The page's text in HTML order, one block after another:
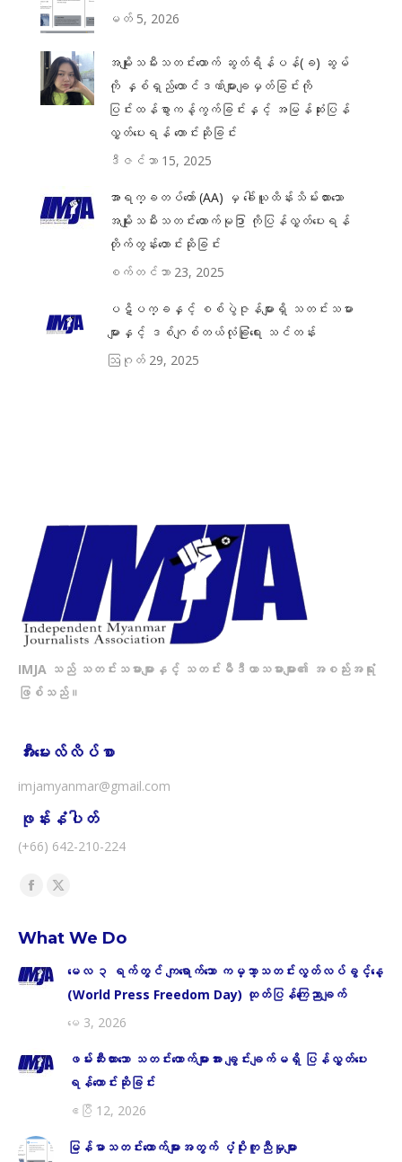
မတ် 5, 2026
အမျိုးသမီးသတင်းထောက် ဆွတ်ရိန်ပန်(ခ) ဆွမ်
ကို နှစ်ရှည်ထောင်ဒဏ်များချမှတ်ခြင်းကို
ပြင်းထန်စွာကန့်ကွက်ခြင်းနှင့် အမြန်ဆုံးပြန်
လွှတ်ပေးရန် တောင်းဆိုခြင်း
ဒီဇင်ဘာ 15, 2025
အာရက္ခတပ်တော် (AA) မှ ခေါ်ယူထိန်းသိမ်းထားသော
အမျိုးသမီးသတင်းထောက်မုဒြာ ကိုပြန်လွှတ်ပေးရန်
တိုက်တွန်းတောင်းဆိုခြင်း
စက်တင်ဘာ 23, 2025
ပဋိပက္ခနှင့် စစ်ပွဲဇုန်များရှိ သတင်းသမား
များနှင့် ဒစ်ဂျစ်တယ်လုံခြုံရေး သင်တန်း
ဩဂုတ် 29, 2025
IMJA သည် သတင်းသမားများနှင့် သတင်းမီဒီယာသမားများ၏ အစည်းအရုံး
ဖြစ်သည်။
အီးမေးလ်လိပ်စာ
imjamyanmar@gmail.com
ဖုန်းနံပါတ်
(+66) 642-210-224
Find us on:
Facebook
opens
in
new
X
opens
new
What We Do
မေလ ၃ ရက်တွင် ကျရောက်သော ကမ္ဘာ့သတင်းလွတ်လပ်ခွင့်နေ့
(World Press Freedom Day) ထုတ်ပြန်ကြေညာချက်
မေ 3, 2026
ဖမ်းဆီးထားသော သတင်းထောက်များအား ချွင်းချက်မရှိ ပြန်လွှတ်ပေး
ရန်တောင်းဆိုခြင်း
ဧပြီ 12, 2026
မြန်မာသတင်းထောက်များအတွက် ပံ့ပိုးကူညီမှုများ